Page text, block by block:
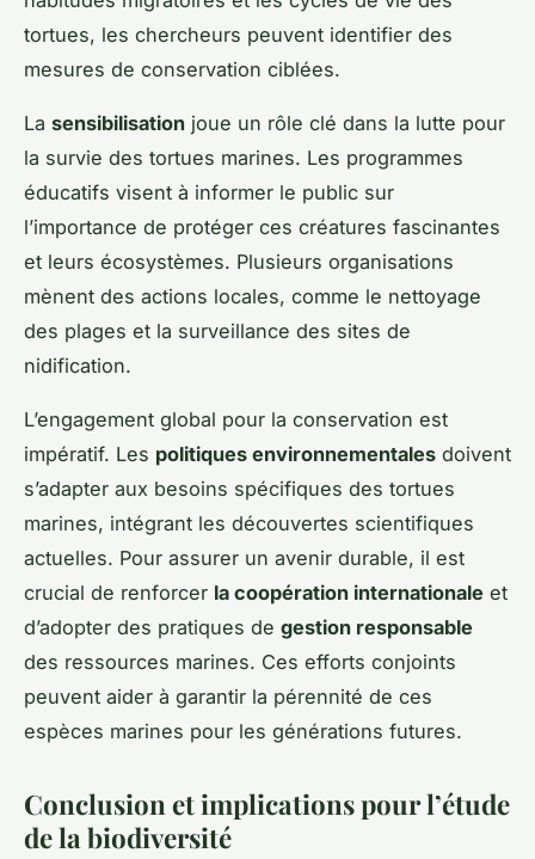
tortues, les chercheurs peuvent identifier des
mesures de conservation ciblées.
La sensibilisation joue un rôle clé dans la lutte pour
la survie des tortues marines. Les programmes
éducatifs visent à informer le public sur
l’importance de protéger ces créatures fascinantes
et leurs écosystèmes. Plusieurs organisations
mènent des actions locales, comme le nettoyage
des plages et la surveillance des sites de
nidification.
L’engagement global pour la conservation est
impératif. Les politiques environnementales doivent
s’adapter aux besoins spécifiques des tortues
marines, intégrant les découvertes scientifiques
actuelles. Pour assurer un avenir durable, il est
crucial de renforcer la coopération internationale et
d’adopter des pratiques de gestion responsable
des ressources marines. Ces efforts conjoints
peuvent aider à garantir la pérennité de ces
espèces marines pour les générations futures.
Conclusion et implications pour l’étude
de la biodiversité